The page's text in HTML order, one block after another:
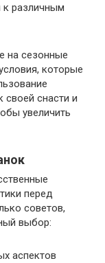
различным
на сезонные
которые
своей снасти и
увеличить
перед
советов,
выбор:
аспектов